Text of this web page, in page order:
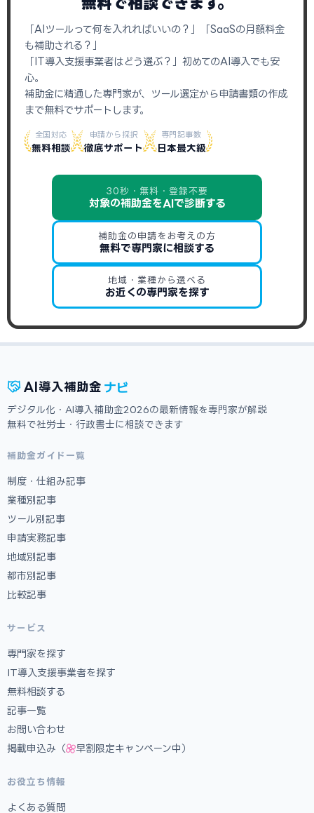
「AIツールって何を入れればいいの？」「SaaSの月額料金
も補助される？」
「IT導入支援事業者はどう選ぶ？」初めてのAI導入でも安
心。
補助金に精通した専門家が、ツール選定から申請書類の作成
まで無料でサポートします。
全国対応
無料相談
申請から採択
徹底サポート
専門記事数
日本最大級
30秒・無料・登録不要
対象の補助金をAIで診断する
補助金の申請をお考えの方
無料で専門家に相談する
地域・業種から選べる
お近くの専門家を探す
AI 導入補助金 ナビ
デジタル化・AI導入補助金2026の最新情報を専門家が解説
無料で社労士・行政書士に相談できます
補助金ガイド一覧
制度・仕組み記事
業種別記事
ツール別記事
申請実務記事
地域別記事
都市別記事
比較記事
サービス
専門家を探す
IT導入支援事業者を探す
無料相談する
記事一覧
お問い合わせ
掲載申込み（
早割限定キャンペーン中）
お役立ち情報
よくある質問